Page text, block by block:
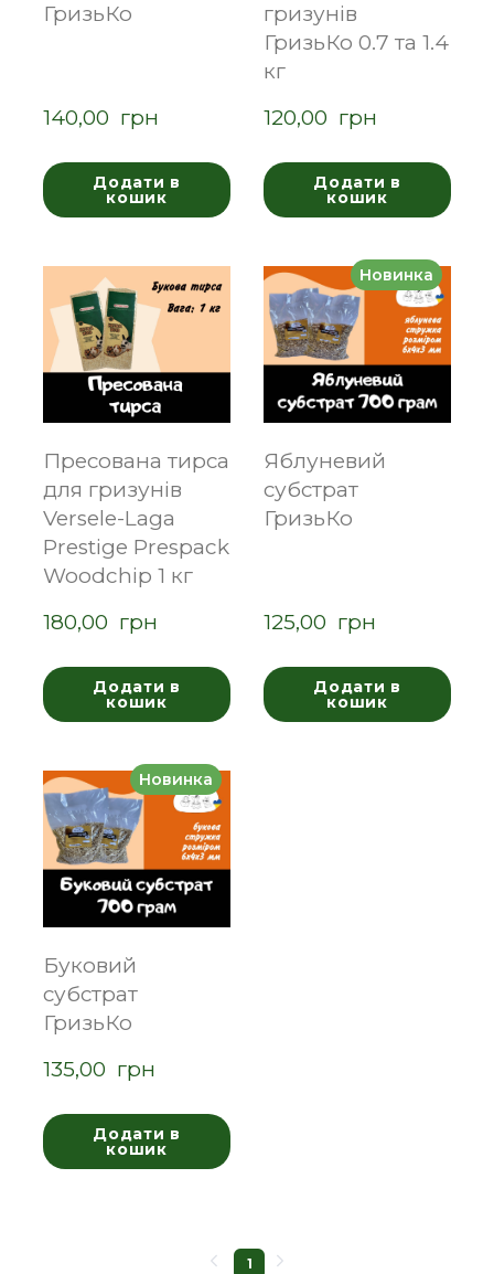
ГризьКо
140,00  грн
Додати в
кошик
гризунів
ГризьКо 0.7 та 1.4
кг
120,00  грн
Додати в
кошик
Пресована тирса
для гризунів
Versele-Laga
Prestige Prespack
Woodchip 1 кг
180,00  грн
Додати в
кошик
Новинка
Яблуневий
субстрат
ГризьКо
125,00  грн
Додати в
кошик
Новинка
Буковий
субстрат
ГризьКо
135,00  грн
Додати в
кошик
1